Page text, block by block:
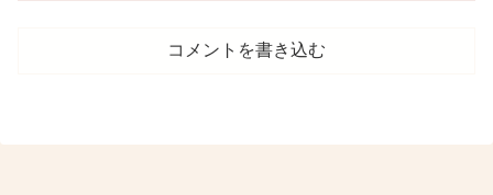
コメントを書き込む